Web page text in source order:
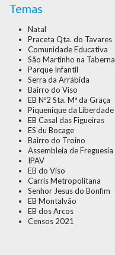
Temas
Natal
Praceta Qta. do Tavares
Comunidade Educativa
São Martinho na Taberna
Parque Infantil
Serra da Arrábida
Bairro do Viso
EB Nº2 Sta. Mª da Graça
Piquenique da Liberdade
EB Casal das Figueiras
ES du Bocage
Bairro do Troino
Assembleia de Freguesia
IPAV
EB do Viso
Carris Metropolitana
Senhor Jesus do Bonfim
EB Montalvão
EB dos Arcos
Censos 2021